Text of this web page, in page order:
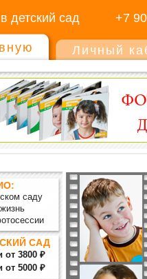
детский сад +7
Личный
саду
САД
от 3800 ₽
от 5000 ₽